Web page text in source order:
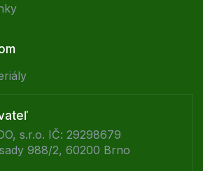
s.r.o. IČ: 29298679
988/2, 60200 Brno